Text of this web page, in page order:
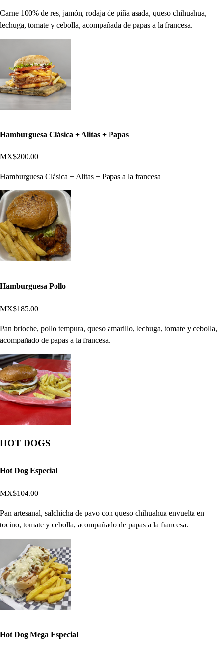
Carne 100% de res, jamón, rodaja de piña asada, queso chihuahua,
lechuga, tomate y cebolla, acompañada de papas a la francesa.
Hamburguesa Clásica + Alitas + Papas
MX$200.00
Hamburguesa Clásica + Alitas + Papas a la francesa
Hamburguesa Pollo
MX$185.00
Pan brioche, pollo tempura, queso amarillo, lechuga, tomate y cebolla,
acompañado de papas a la francesa.
HOT DOGS
Hot Dog Especial
MX$104.00
Pan artesanal, salchicha de pavo con queso chihuahua envuelta en
tocino, tomate y cebolla, acompañado de papas a la francesa.
Hot Dog Mega Especial